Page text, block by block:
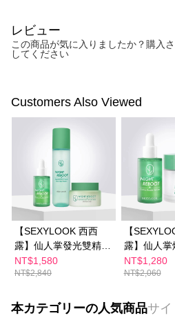
レビュー
この商品が気に入りましたか？購入
してください
Customers Also Viewed
【SEXYLOOK 西西
露】仙人掌發光雙精萃
30ml(修修臉雙精華
油)+仙人掌代謝夜光霜
水150ml
NT$1,580
NT$2,840
【
露】仙人掌
片(50片/盒
光雙精華
NT$1,280
NT$2,060
本カテゴリーの人気商品サ